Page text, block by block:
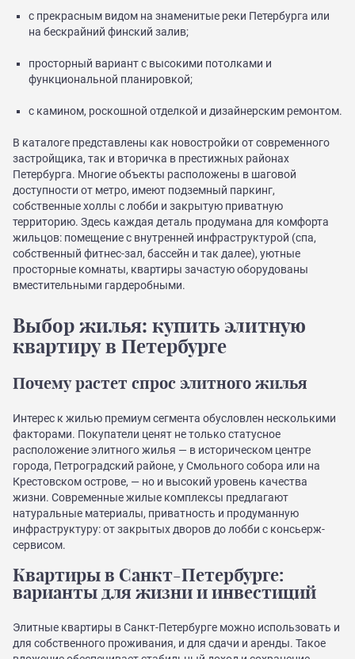
с прекрасным видом на знаменитые реки Петербурга или
на бескрайний финский залив;
просторный вариант с высокими потолками и
функциональной планировкой;
с камином, роскошной отделкой и дизайнерским ремонтом.
В каталоге представлены как новостройки от современного
застройщика, так и вторичка в престижных районах
Петербурга. Многие объекты расположены в шаговой
доступности от метро, имеют подземный паркинг,
собственные холлы с лобби и закрытую приватную
территорию. Здесь каждая деталь продумана для комфорта
жильцов: помещение с внутренней инфраструктурой (спа,
собственный фитнес-зал, бассейн и так далее), уютные
просторные комнаты, квартиры зачастую оборудованы
вместительными гардеробными.
Выбор жилья: купить элитную
квартиру в Петербурге
Почему растет спрос элитного жилья
Интерес к жилью премиум сегмента обусловлен несколькими
факторами. Покупатели ценят не только статусное
расположение элитного жилья — в историческом центре
города, Петроградский районе, у Смольного собора или на
Крестовском острове, — но и высокий уровень качества
жизни. Современные жилые комплексы предлагают
натуральные материалы, приватность и продуманную
инфраструктуру: от закрытых дворов до лобби с консьерж-
сервисом.
Квартиры в Санкт-Петербурге:
варианты для жизни и инвестиций
Элитные квартиры в Санкт-Петербурге можно использовать и
для собственного проживания, и для сдачи и аренды. Такое